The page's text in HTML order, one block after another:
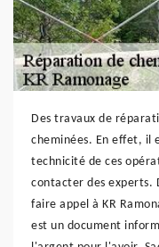
Des travaux de
cheminées. En effet, il
technicité de ces
contacter des experts.
faire appel à KR
est un document